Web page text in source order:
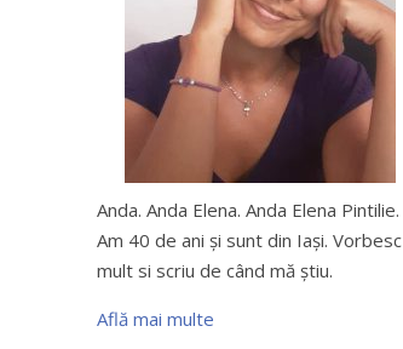
Anda. Anda Elena. Anda Elena Pintilie.
Am 40 de ani şi sunt din Iaşi. Vorbesc
mult si scriu de când mă ştiu.
Află mai multe